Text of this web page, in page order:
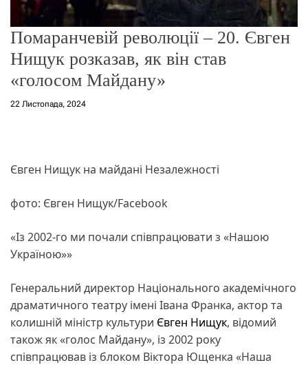
Помаранчевій революції – 20. Євген
Нищук розказав, як він став
«голосом Майдану»
22 Листопада, 2024
Євген Нищук на майдані Незалежності
фото: Євген Нищук/Facebook
«Із 2002-го ми почали співпрацювати з «Нашою
Україною»»
Генеральний директор Національного академічного
драматичного театру імені Івана Франка, актор та
колишній міністр культури Євген Нищук, відомий
також як «голос Майдану», із 2002 року
співпрацював із блоком Віктора Ющенка «Наша